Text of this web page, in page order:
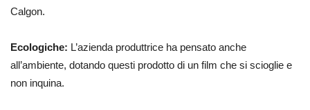
Calgon.
Ecologiche: L’azienda produttrice ha pensato anche
all’ambiente, dotando questi prodotto di un film che si scioglie e
non inquina.